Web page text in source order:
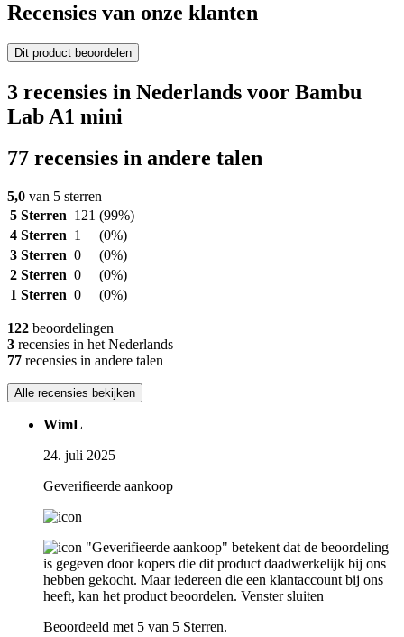
Recensies van onze klanten
Dit product beoordelen
3 recensies in Nederlands voor Bambu
Lab A1 mini
77 recensies in andere talen
5,0 van 5 sterren
5 Sterren 121 (99%)
4 Sterren 1
(0%)
3 Sterren 0
(0%)
2 Sterren 0
(0%)
1 Sterren 0 (0%)
122 beoordelingen
3 recensies in het Nederlands
77 recensies in andere talen
Alle recensies bekijken
WimL
24. juli 2025
Geverifieerde aankoop
"Geverifieerde aankoop" betekent dat de beoordeling
is gegeven door kopers die dit product daadwerkelijk bij ons
hebben gekocht. Maar iedereen die een klantaccount bij ons
heeft, kan het product beoordelen. Venster sluiten
Beoordeeld met 5 van 5 Sterren.